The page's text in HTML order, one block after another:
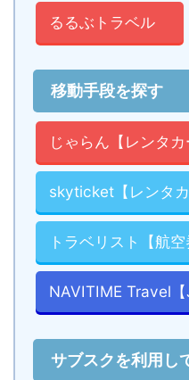
るるぶトラベル
移動手段を探す
じゃらん【レンタカ
skyticket【レンタカ
トラベリスト【航空
NAVITIME Travel【
サブスクを利用し